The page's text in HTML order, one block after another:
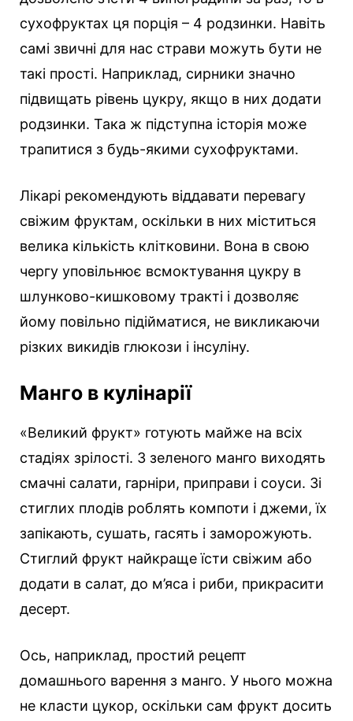
сухофруктах ця порція – 4 родзинки. Навіть
самі звичні для нас страви можуть бути не
такі прості. Наприклад, сирники значно
підвищать рівень цукру, якщо в них додати
родзинки. Така ж підступна історія може
трапитися з будь-якими сухофруктами.
Лікарі рекомендують віддавати перевагу
свіжим фруктам, оскільки в них міститься
велика кількість клітковини. Вона в свою
чергу уповільнює всмоктування цукру в
шлунково-кишковому тракті і дозволяє
йому повільно підійматися, не викликаючи
різких викидів глюкози і інсуліну.
Манго в кулінарії
«Великий фрукт» готують майже на всіх
стадіях зрілості. З зеленого манго виходять
смачні салати, гарніри, приправи і соуси. Зі
стиглих плодів роблять компоти і джеми, їх
запікають, сушать, гасять і заморожують.
Стиглий фрукт найкраще їсти свіжим або
додати в салат, до м’яса і риби, прикрасити
десерт.
Ось, наприклад, простий рецепт
домашнього варення з манго. У нього можна
не класти цукор, оскільки сам фрукт досить